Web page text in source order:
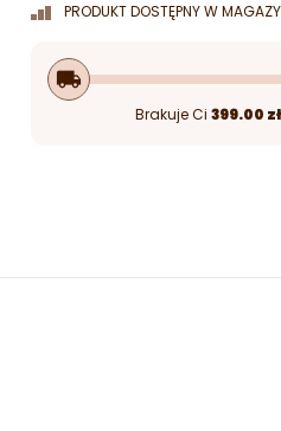
PRODUKT DOSTĘPNY W
local_shipping
Brakuje Ci 399.00 zł